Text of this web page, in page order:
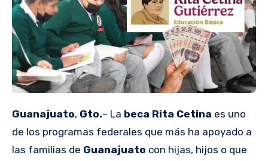
Guanajuato, Gto.– La beca Rita Cetina es uno
de los programas federales que más ha apoyado a
las familias de Guanajuato con hijas, hijos o que